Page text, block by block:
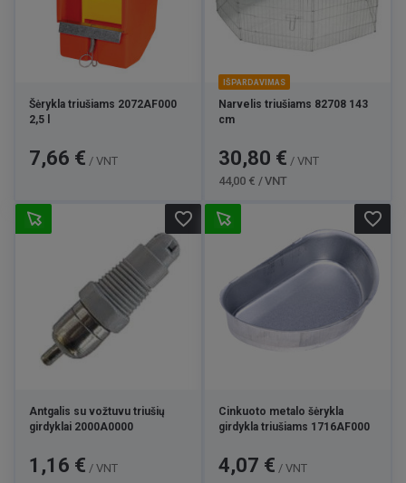
Šėrykla triušiams 2072AF000
2,5 l
Kaina
7,66 € / VNT
IŠPARDAVIMAS
Narvelis triušiams 82708 143
cm
Kaina
30,80 € / VNT
44,00 € / VNT
Antgalis su vožtuvu triušių
girdyklai 2000A0000
Kaina
1,16 € / VNT
favorite_border
Cinkuoto metalo šėrykla
girdykla triušiams 1716AF000
Kaina
4,07 € / VNT
favorite_border